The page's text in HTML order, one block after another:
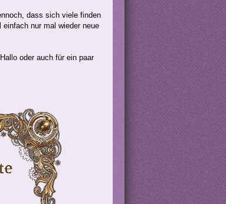
dass sich viele finden
nur mal wieder neue
oder auch für ein paar